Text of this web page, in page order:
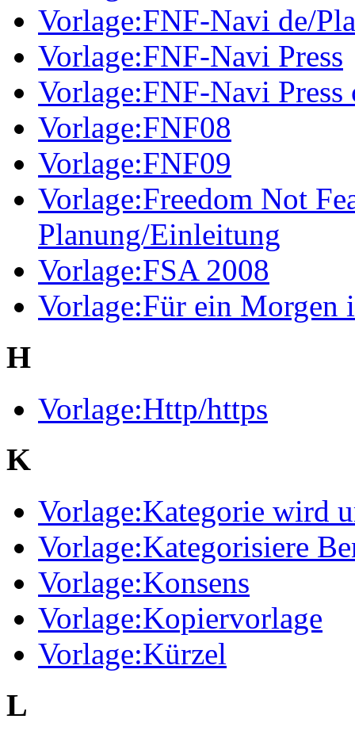
Vorlage:FNF-Navi de/
Vorlage:FNF-Navi Press
Vorlage:FNF-Navi Press
Vorlage:FNF08
Vorlage:FNF09
Vorlage:Freedom Not
Planung/Einleitung
Vorlage:FSA 2008
Vorlage:Für ein Morgen
H
Vorlage:Http/https
K
Vorlage:Kategorie wird
Vorlage:Kategorisiere
Vorlage:Konsens
Vorlage:Kopiervorlage
Vorlage:Kürzel
L